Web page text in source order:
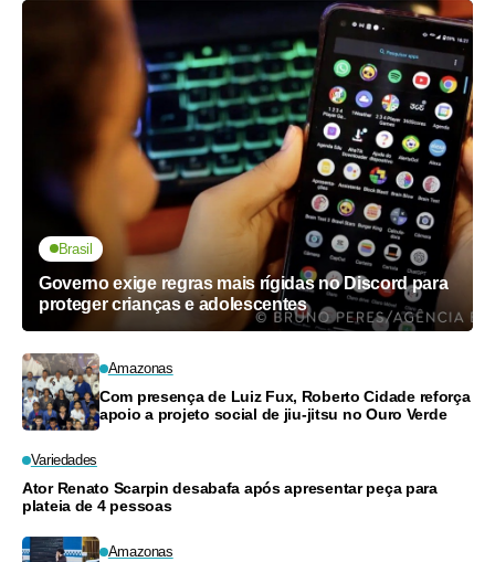
Brasil
Governo exige regras mais rígidas no Discord para
proteger crianças e adolescentes
Amazonas
Com presença de Luiz Fux, Roberto Cidade reforça
apoio a projeto social de jiu-jitsu no Ouro Verde
Variedades
Ator Renato Scarpin desabafa após apresentar peça para
plateia de 4 pessoas
Amazonas